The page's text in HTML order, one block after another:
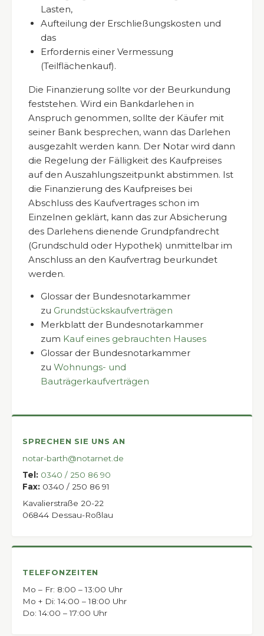
Lasten,
Aufteilung der Erschließungskosten und
das
Erfordernis einer Vermessung
(Teilflächenkauf).
Die Finanzierung sollte vor der Beurkundung
feststehen. Wird ein Bankdarlehen in
Anspruch genommen, sollte der Käufer mit
seiner Bank besprechen, wann das Darlehen
ausgezahlt werden kann. Der Notar wird dann
die Regelung der Fälligkeit des Kaufpreises
auf den Auszahlungszeitpunkt abstimmen. Ist
die Finanzierung des Kaufpreises bei
Abschluss des Kaufvertrages schon im
Einzelnen geklärt, kann das zur Absicherung
des Darlehens dienende Grundpfandrecht
(Grundschuld oder Hypothek) unmittelbar im
Anschluss an den Kaufvertrag beurkundet
werden.
Glossar der Bundesnotarkammer
zu Grundstückskaufverträgen
Merkblatt der Bundesnotarkammer
zum Kauf eines gebrauchten Hauses
Glossar der Bundesnotarkammer
zu Wohnungs- und
Bauträgerkaufverträgen
SPRECHEN SIE UNS AN
notar-barth@notarnet.de
Tel: 0340 / 250 86 90
Fax: 0340 / 250 86 91
Kavalierstraße 20-22
06844 Dessau-Roßlau
TELEFONZEITEN
Mo – Fr: 8:00 – 13:00 Uhr
Mo + Di: 14:00 – 18:00 Uhr
Do: 14:00 – 17:00 Uhr